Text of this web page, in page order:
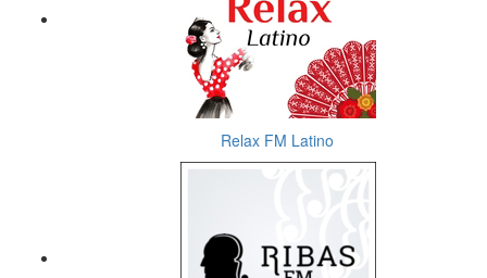
Relax FM Latino